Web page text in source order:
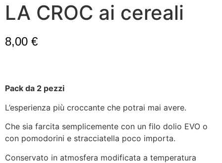
LA CROC ai cereali
8,00 €
Pack da 2 pezzi
L’esperienza più croccante che potrai mai avere.
Che sia farcita semplicemente con un filo dolio EVO o
con pomodorini e stracciatella poco importa.
Conservato in atmosfera modificata a temperatura